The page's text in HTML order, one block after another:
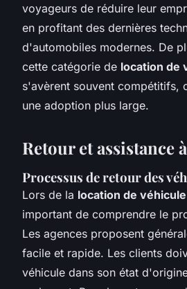
voyageurs de réduire leur
en profitant des dernières
d'automobiles modernes. De
cette catégorie de location de
s'avèrent souvent compétitifs,
une adoption plus large.
Retour et assistance
Processus de retour des
Lors de la location de
important de comprendre le
Les agences proposent
facile et rapide. Les clients
véhicule dans son état